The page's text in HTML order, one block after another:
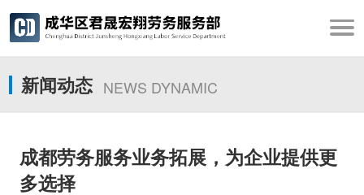
新闻动态 NEWS DYNAMIC
成都劳务服务业务拓展，为企业提供更
多选择